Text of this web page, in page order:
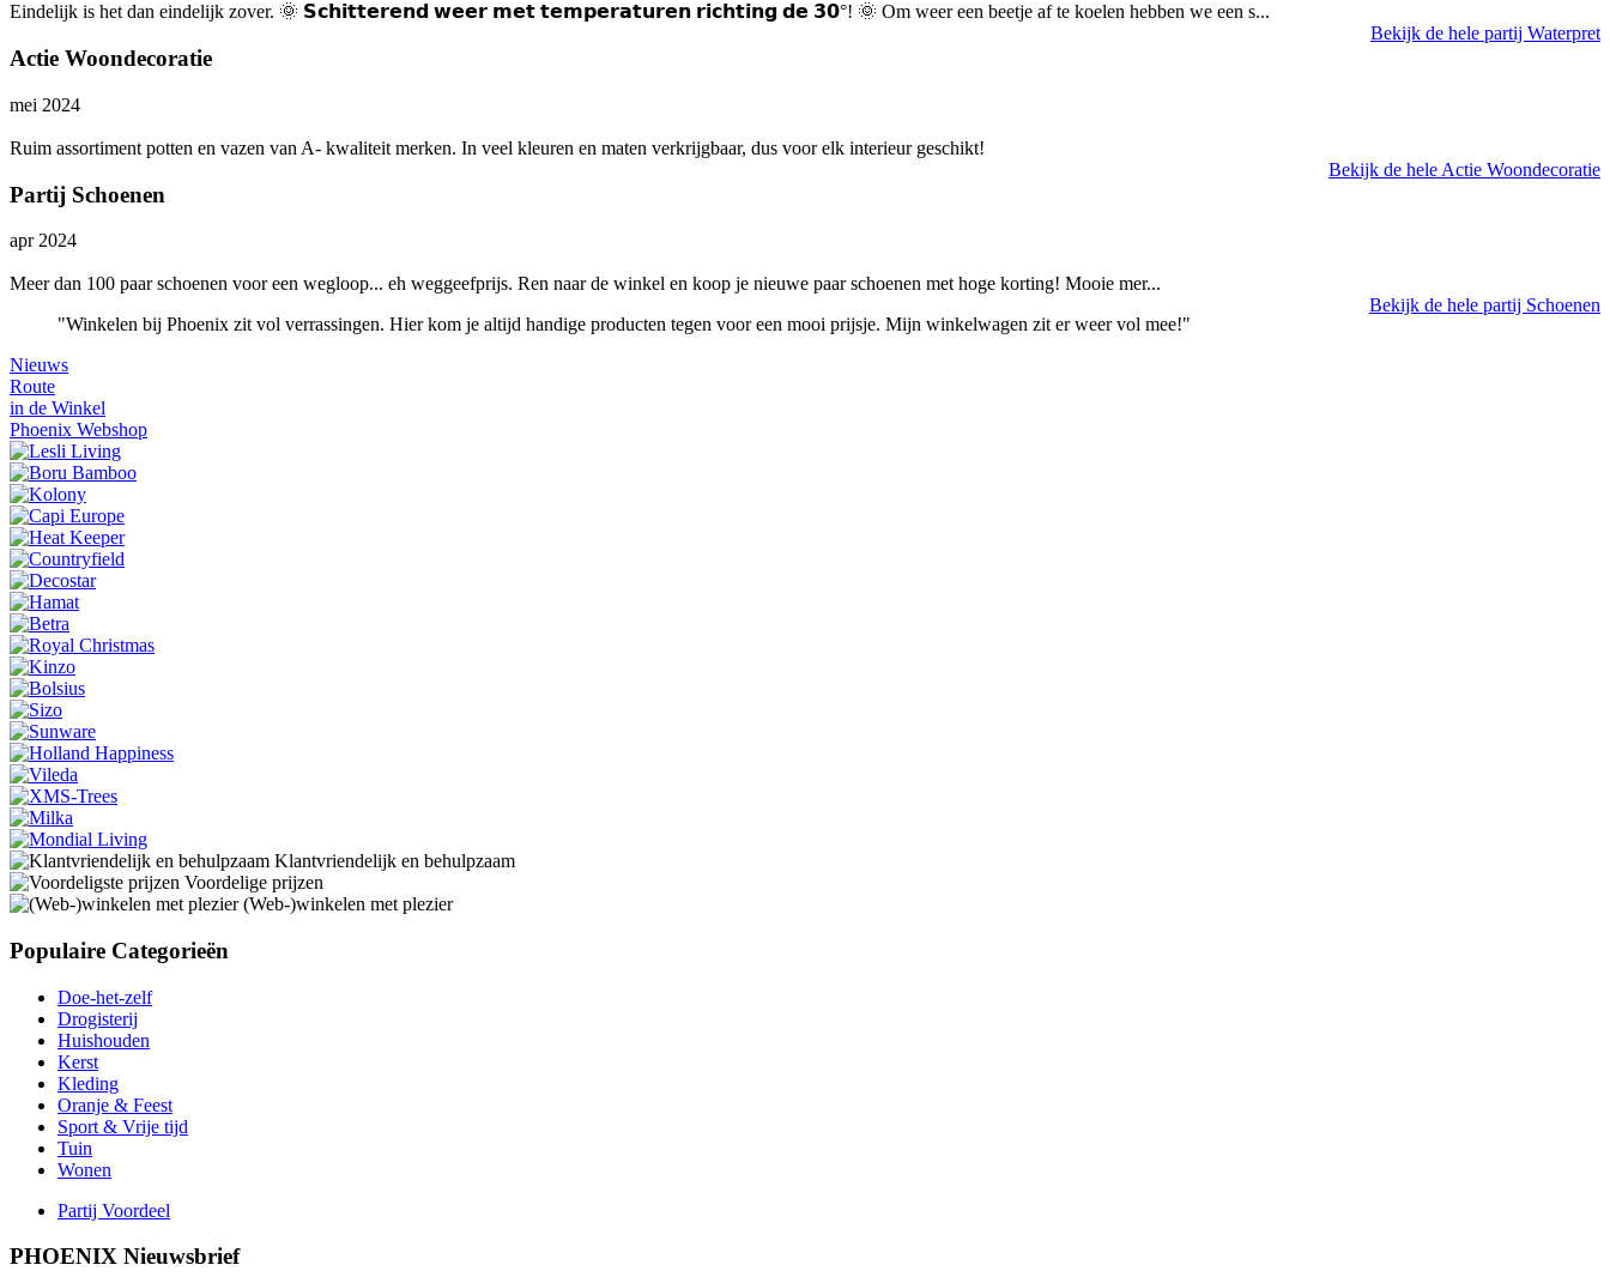
Eindelijk is het dan eindelijk zover. 🌞 𝗦𝗰𝗵𝗶𝘁𝘁𝗲𝗿𝗲𝗻𝗱 𝘄𝗲𝗲𝗿 𝗺𝗲𝘁 𝘁𝗲𝗺𝗽𝗲𝗿𝗮𝘁𝘂𝗿𝗲𝗻 𝗿𝗶𝗰𝗵𝘁𝗶𝗻𝗴 𝗱𝗲 𝟯𝟬°! 🌞 Om weer een beetje af te koelen hebben we een s...
Bekijk de hele partij Waterpret
Actie Woondecoratie
mei 2024
Ruim assortiment potten en vazen van A- kwaliteit merken. In veel kleuren en maten verkrijgbaar, dus voor elk interieur geschikt!
Bekijk de hele Actie Woondecoratie
Partij Schoenen
apr 2024
Meer dan 100 paar schoenen voor een wegloop... eh weggeefprijs. Ren naar de winkel en koop je nieuwe paar schoenen met hoge korting! Mooie mer...
Bekijk de hele partij Schoenen
"Winkelen bij Phoenix zit vol verrassingen. Hier kom je altijd handige producten tegen voor een mooi prijsje. Mijn winkelwagen zit er weer vol mee!"
Nieuws
Route
in de Winkel
Phoenix Webshop
Klantvriendelijk en behulpzaam
Voordelige prijzen
(Web-)winkelen met plezier
Populaire Categorieën
Doe-het-zelf
Drogisterij
Huishouden
Kerst
Kleding
Oranje & Feest
Sport & Vrije tijd
Tuin
Wonen
Partij Voordeel
PHOENIX Nieuwsbrief